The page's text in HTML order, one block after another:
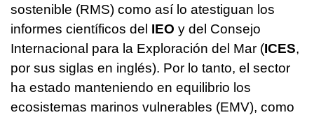
sostenible (RMS) como así lo atestiguan los
informes científicos del IEO y del Consejo
Internacional para la Exploración del Mar (ICES,
por sus siglas en inglés). Por lo tanto, el sector
ha estado manteniendo en equilibrio los
ecosistemas marinos vulnerables (EMV), como